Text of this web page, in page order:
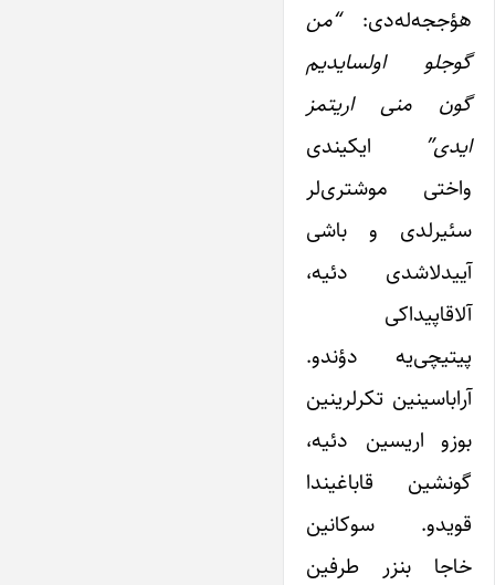
هؤججه‌له‌دی:“من
گوجلو اولسایدیم
گون منی اریتمز
ایدی” ایکیندی
واختی موشتری‌لر
سئیرلدی و باشی
آییدلاشدی دئیه،
آلاقاپیداکی
پیتیچی‌یه دؤندو.
آرابا‌سینین تکرلرینین
بوزو اریسین دئیه،
گونشین قاباغیندا
قویدو. سوکانین
خاجا بنزر طرفین